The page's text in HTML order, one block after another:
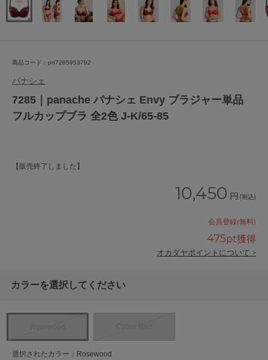
商品コード：pn7285953792
パナシェ
7285｜panache パナシェ Envy ブラジャー単品
フルカップブラ 全2色 J-K/65-85
【販売終了しました】
10,450 円 (税込)
会員登録(無料)
475pt獲得
オカダヤポイントについて >
カラーを選択してください
選択されたカラー：Rosewood